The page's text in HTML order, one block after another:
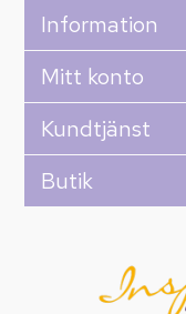
Information
Mitt konto
Kundtjänst
Butik